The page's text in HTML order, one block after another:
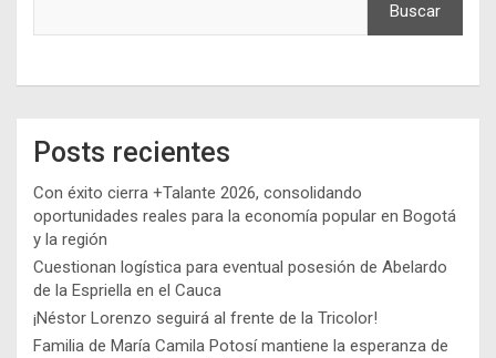
Buscar
Posts recientes
Con éxito cierra +Talante 2026, consolidando
oportunidades reales para la economía popular en Bogotá
y la región
Cuestionan logística para eventual posesión de Abelardo
de la Espriella en el Cauca
¡Néstor Lorenzo seguirá al frente de la Tricolor!
Familia de María Camila Potosí mantiene la esperanza de